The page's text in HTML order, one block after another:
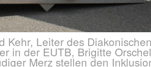
Kehr, Leiter des
in der EUTB, Brigitte
Merz stellen den